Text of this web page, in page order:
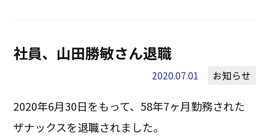
社員、山田勝敏さん退職
2020.07.01 お知らせ
2020年6月30日をもって、58年7ヶ月勤務された
ザナックスを退職されました。